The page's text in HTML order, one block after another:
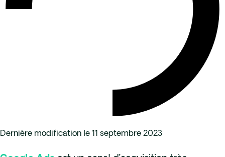
Dernière modification le 11 septembre 2023